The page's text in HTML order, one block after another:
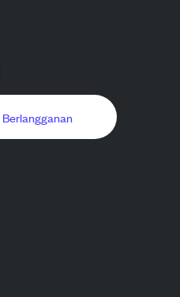
Berlangganan